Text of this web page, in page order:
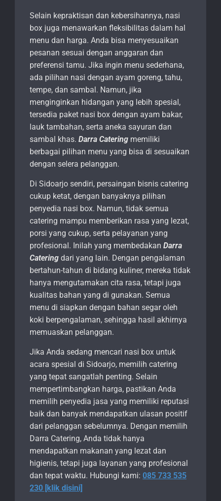
Selain kepraktisan dan kebersihannya, nasi
box juga menawarkan fleksibilitas dalam hal
menu dan harga. Anda bisa menyesuaikan
pesanan sesuai dengan anggaran dan
preferensi tamu. Jika ingin menu sederhana,
ada pilihan nasi dengan ayam goreng, tahu,
tempe, dan sambal. Namun, jika
menginginkan hidangan yang lebih spesial,
tersedia paket nasi box dengan ayam bakar,
lauk tambahan, serta aneka sayuran dan
sambal khas. Darra Catering memiliki
berbagai pilihan menu yang bisa di sesuaikan
dengan selera pelanggan.
Di Sidoarjo sendiri, persaingan bisnis catering
cukup ketat, dengan banyaknya pilihan
penyedia nasi box. Namun, tidak semua
catering mampu memberikan rasa yang lezat,
porsi yang cukup, serta pelayanan yang
profesional. Inilah yang membedakan Darra
Catering dari yang lain. Dengan pengalaman
bertahun-tahun di bidang kuliner, mereka tidak
hanya mengutamakan cita rasa, tetapi juga
kualitas bahan yang di gunakan. Semua
menu di siapkan dengan bahan segar oleh
koki berpengalaman, sehingga hasil akhirnya
memuaskan pelanggan.
Jika Anda sedang mencari nasi box untuk
acara spesial di Sidoarjo, memilih catering
yang tepat sangatlah penting. Selain
mempertimbangkan harga, pastikan Anda
memilih penyedia jasa yang memiliki reputasi
baik dan banyak mendapatkan ulasan positif
dari pelanggan sebelumnya. Dengan memilih
Darra Catering, Anda tidak hanya
mendapatkan makanan yang lezat dan
higienis, tetapi juga layanan yang profesional
dan tepat waktu. Hubungi kami: 085 733 535
230 [klik disini]